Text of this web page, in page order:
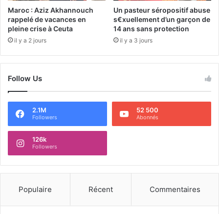
Maroc : Aziz Akhannouch
rappelé de vacances en
pleine crise à Ceuta
il y a 2 jours
Un pasteur séropositif abuse
s€xuellement d’un garçon de
14 ans sans protection
il y a 3 jours
Follow Us
2.1M
Followers
52 500
Abonnés
126k
Followers
Populaire Récent Commentaires